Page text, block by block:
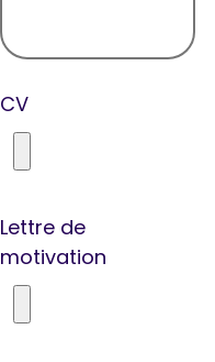
CV
Lettre de
motivation